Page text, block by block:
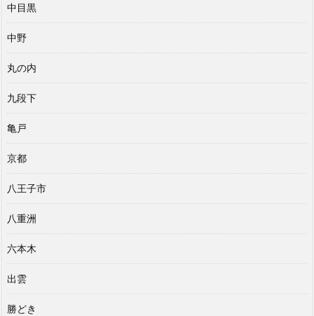
中目黒
中野
丸の内
九段下
亀戸
京都
八王子市
八重洲
六本木
出雲
勝どき